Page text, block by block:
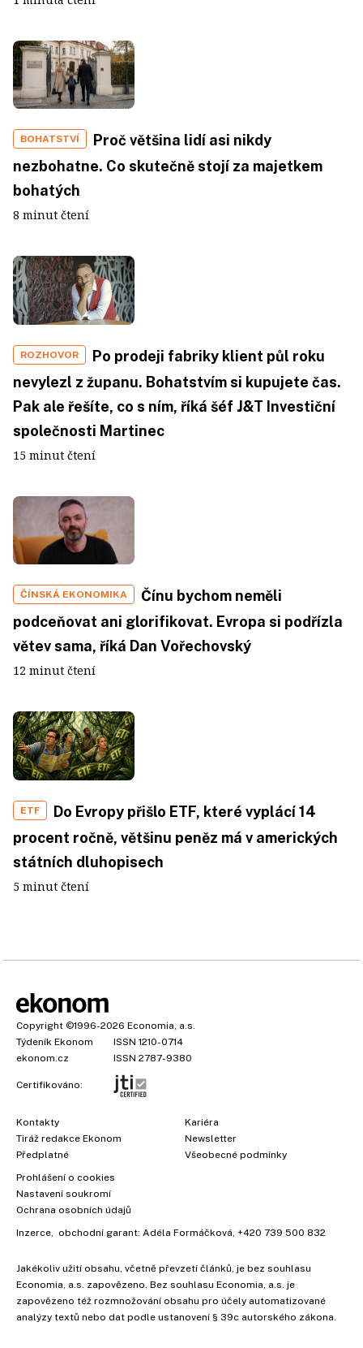
BOHATSTVÍ
Proč většina lidí asi nikdy
nezbohatne. Co skutečně stojí za majetkem
bohatých
8 minut čtení
ROZHOVOR
Po prodeji fabriky klient půl roku
nevylezl z županu. Bohatstvím si kupujete čas.
Pak ale řešíte, co s ním, říká šéf J&T Investiční
společnosti Martinec
15 minut čtení
ČÍNSKÁ EKONOMIKA
Čínu bychom neměli
podceňovat ani glorifikovat. Evropa si podřízla
větev sama, říká Dan Vořechovský
12 minut čtení
ETF
Do Evropy přišlo ETF, které vyplácí 14
procent ročně, většinu peněz má v amerických
státních dluhopisech
5 minut čtení
Copyright ©1996-2026 Economia, a.s.
Týdeník Ekonom
ISSN 1210-0714
ekonom.cz
ISSN 2787-9380
Certifikováno:
Kontakty
Tiráž redakce Ekonom
Předplatné
Kariéra
Newsletter
Všeobecné podmínky
Prohlášení o cookies
Nastavení soukromí
Ochrana osobních údajů
Inzerce , obchodní garant: Adéla Formáčková +420 739 500 832
Jakékoliv užití obsahu, včetně převzetí článků, je bez souhlasu
Economia, a.s. zapovězeno. Bez souhlasu Economia, a.s. je
zapovězeno též rozmnožování obsahu pro účely automatizované
analýzy textů nebo dat podle ustanovení § 39c autorského zákona.